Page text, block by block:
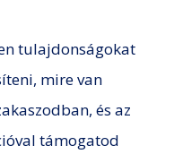
tulajdonságokat
mire van
és az
támogatod